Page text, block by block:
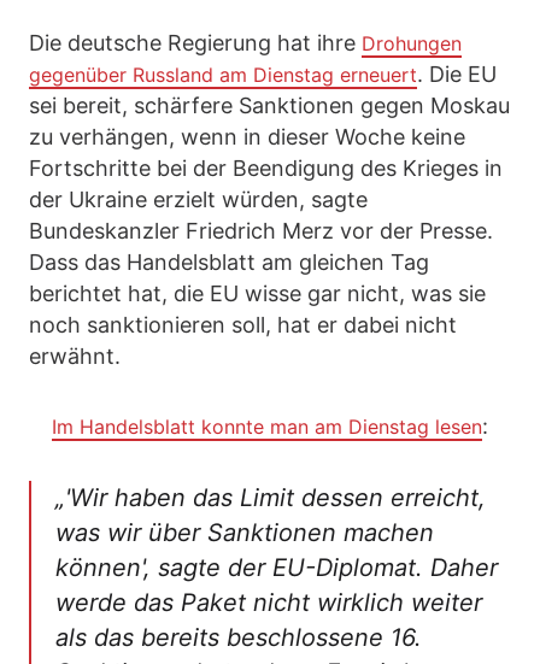
Die deutsche Regierung hat ihre Drohungen
gegenüber Russland am Dienstag erneuert. Die EU
sei bereit, schärfere Sanktionen gegen Moskau
zu verhängen, wenn in dieser Woche keine
Fortschritte bei der Beendigung des Krieges in
der Ukraine erzielt würden, sagte
Bundeskanzler Friedrich Merz vor der Presse.
Dass das Handelsblatt am gleichen Tag
berichtet hat, die EU wisse gar nicht, was sie
noch sanktionieren soll, hat er dabei nicht
erwähnt.
Im Handelsblatt konnte man am Dienstag lesen:
„'Wir haben das Limit dessen erreicht,
was wir über Sanktionen machen
können', sagte der EU-Diplomat. Daher
werde das Paket nicht wirklich weiter
als das bereits beschlossene 16.